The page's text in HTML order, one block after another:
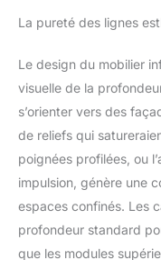
La pureté des lignes
Le design du mobilier
visuelle de la
s’orienter vers des
de reliefs qui
poignées profilées, ou
impulsion, génère une
espaces confinés. Les
profondeur standard
que les modules